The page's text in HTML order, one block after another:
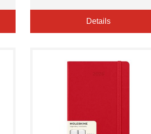
Details